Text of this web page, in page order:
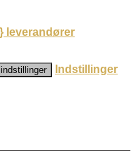
leverandører
Indstillinger